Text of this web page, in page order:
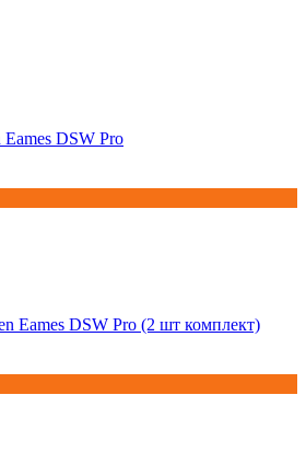
DSW Pro
Eames DSW Pro (2 шт комплект)